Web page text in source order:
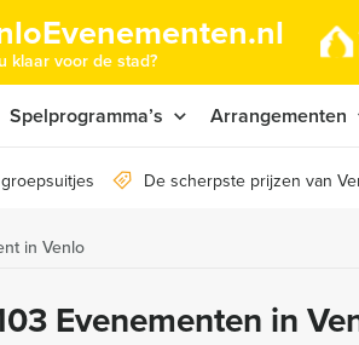
klaar voor de stad?
Spelprogramma’s Arrangementen
De scherpste prijzen van
in Venlo
Evenementen in